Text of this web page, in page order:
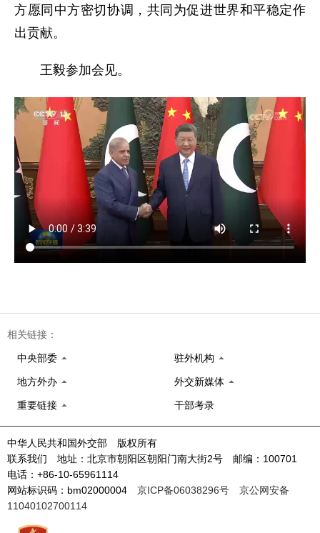
方愿同中方密切协调，共同为促进世界和平稳定作
出贡献。
王毅参加会见。
相关链接：
中央部委 驻外机构
地方外办 外交新媒体
重要链接 干部考录
中华人民共和国外交部 版权所有
联系我们 地址：北京市朝阳区朝阳门南大街2号 邮编：100701
电话：+86-10-65961114
网站标识码：bm02000004 京ICP备06038296号
京公网安备
11040102700114